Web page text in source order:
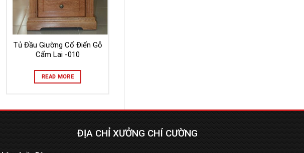
Tủ Đầu Giường Cổ Điển Gỗ
Cẩm Lai -010
READ MORE
ĐỊA CHỈ XƯỞNG CHÍ CƯỜNG